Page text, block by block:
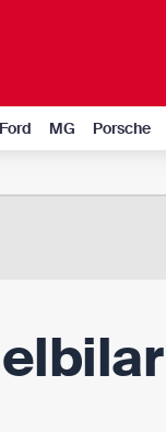
Ford MG Porsche